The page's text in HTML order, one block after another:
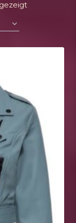
Nach